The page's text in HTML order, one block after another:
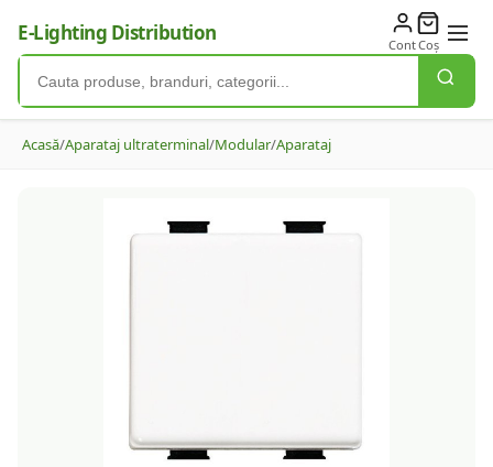
E-Lighting Distribution ContCoș
Acasă/Aparataj ultraterminal/Modular/Aparataj